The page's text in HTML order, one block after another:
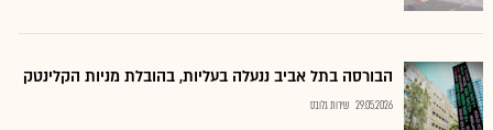
הבורסה בתל אביב ננעלה בעליות, בהובלת מניות הקלינטק
29.05.2026 שירות גלובס